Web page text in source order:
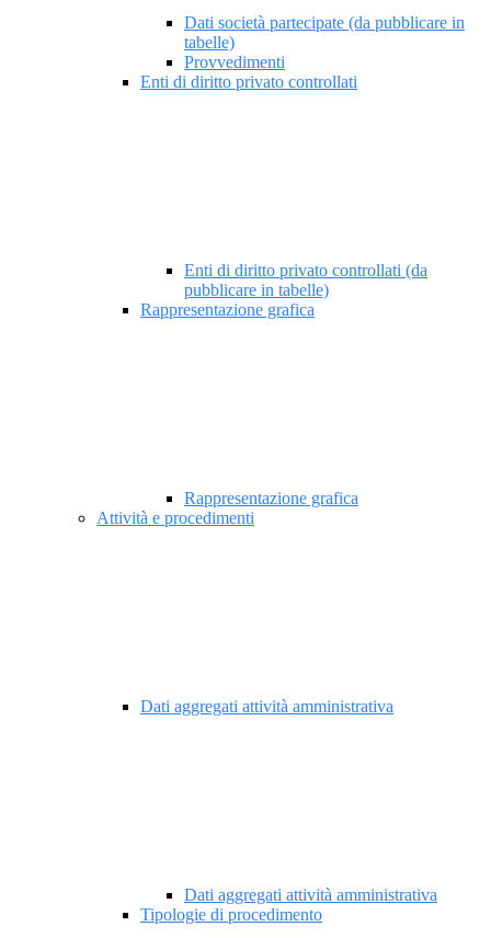
Dati società partecipate (da pubblicare in
tabelle)
Provvedimenti
Enti di diritto privato controllati
Enti di diritto privato controllati (da
pubblicare in tabelle)
Rappresentazione grafica
Rappresentazione grafica
Attività e procedimenti
Dati aggregati attività amministrativa
Dati aggregati attività amministrativa
Tipologie di procedimento